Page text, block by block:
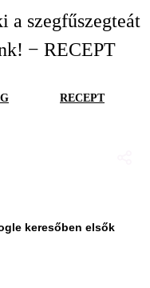
a szegfűszegteát
− RECEPT
RECEPT
keresőben elsők